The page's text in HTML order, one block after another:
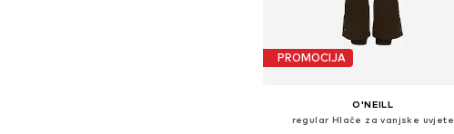
PROMOCIJA
O'NEILL
regular Hlače za vanjske uvjete